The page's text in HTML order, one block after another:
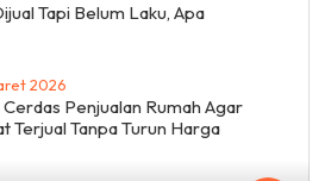
Tapi Belum Laku, Apa
2026
Penjualan Rumah Agar
Terjual Tanpa Turun Harga